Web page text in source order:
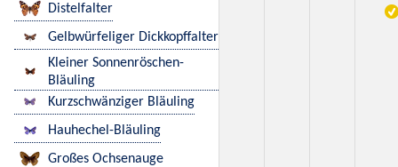
Distelfalter
Gelbwürfeliger Dickkopffalter
Kleiner Sonnenröschen-
Bläuling
Kurzschwänziger Bläuling
Hauhechel-Bläuling
Großes Ochsenauge